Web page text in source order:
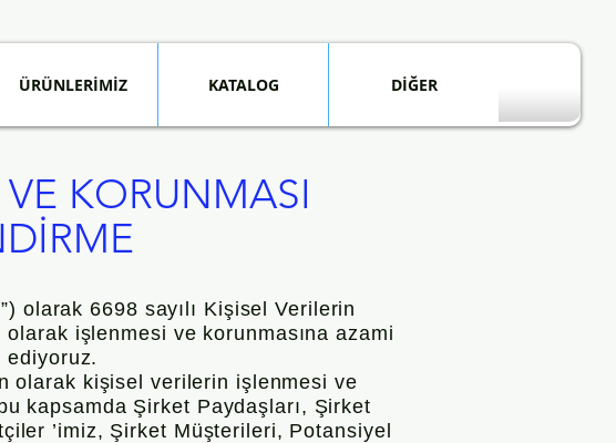
ÜRÜNLERİMİZ KATALOG DİĞER
KORUNMASI
olarak 6698 sayılı Kişisel Verilerin
işlenmesi ve korunmasına azami
ediyoruz.
olarak kişisel verilerin işlenmesi ve
kapsamda Şirket Paydaşları, Şirket
’imiz, Şirket Müşterileri, Potansiyel